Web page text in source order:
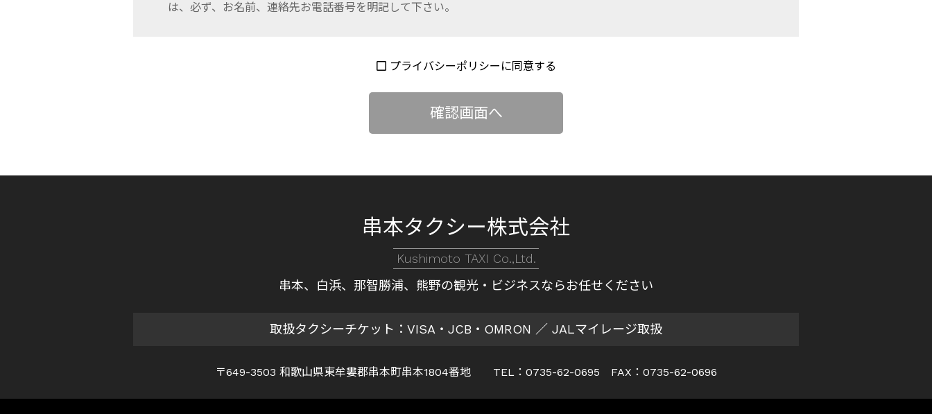
は、必ず、お名前、連絡先お電話番号を明記して下さい。
プライバシーポリシーに同意する
串本タクシー株式会社
Kushimoto TAXI Co.,Ltd.
串本、白浜、那智勝浦、熊野の観光・ビジネスならお任せください
取扱タクシーチケット：VISA・JCB・OMRON ／ JALマイレージ取扱
〒649-3503 和歌山県東牟婁郡串本町串本1804番地 TEL：0735-62-0695 FAX：0735-62-0696